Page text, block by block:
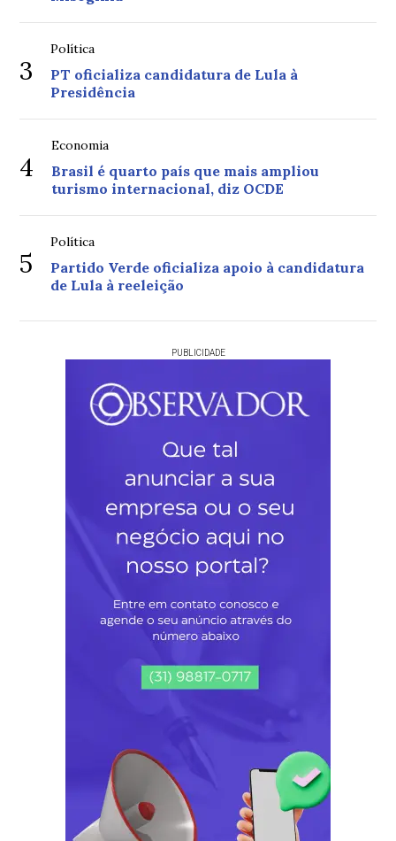
3
Política
PT oficializa candidatura de Lula à
Presidência
4
Economia
Brasil é quarto país que mais ampliou
turismo internacional, diz OCDE
5
Política
Partido Verde oficializa apoio à candidatura
de Lula à reeleição
PUBLICIDADE